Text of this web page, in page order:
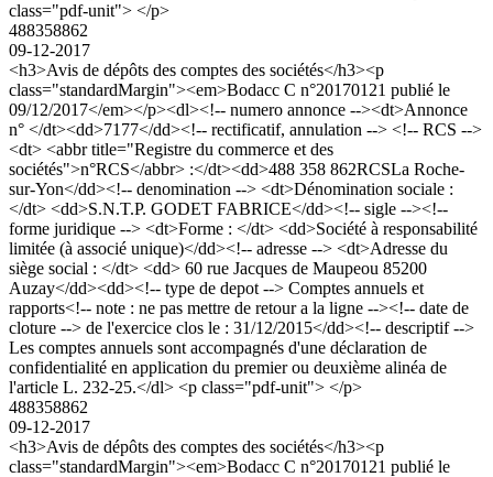
class="pdf-unit"> </p>
488358862
09-12-2017
<h3>Avis de dépôts des comptes des sociétés</h3><p
class="standardMargin"><em>Bodacc C n°20170121 publié le
09/12/2017</em></p><dl><!-- numero annonce --><dt>Annonce
n° </dt><dd>7177</dd><!-- rectificatif, annulation --> <!-- RCS -->
<dt> <abbr title="Registre du commerce et des
sociétés">n°RCS</abbr> :</dt><dd>488 358 862RCSLa Roche-
sur-Yon</dd><!-- denomination --> <dt>Dénomination sociale :
</dt> <dd>S.N.T.P. GODET FABRICE</dd><!-- sigle --><!--
forme juridique --> <dt>Forme : </dt> <dd>Société à responsabilité
limitée (à associé unique)</dd><!-- adresse --> <dt>Adresse du
siège social : </dt> <dd> 60 rue Jacques de Maupeou 85200
Auzay</dd><dd><!-- type de depot --> Comptes annuels et
rapports<!-- note : ne pas mettre de retour a la ligne --><!-- date de
cloture --> de l'exercice clos le : 31/12/2015</dd><!-- descriptif -->
Les comptes annuels sont accompagnés d'une déclaration de
confidentialité en application du premier ou deuxième alinéa de
l'article L. 232-25.</dl> <p class="pdf-unit"> </p>
488358862
09-12-2017
<h3>Avis de dépôts des comptes des sociétés</h3><p
class="standardMargin"><em>Bodacc C n°20170121 publié le